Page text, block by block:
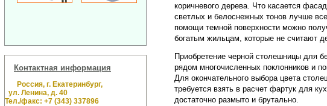
Контактная информация
Россия, г. Екатеринбург,
ул. Ленина, д. 40
Тел./факс: +7 (343) 337896
коричневого дерева. Что касается
светлых и белоснежных тонов лучше
помощи темной поверхности можно
богатым жильцам, которые не считают
Приобретение черной столешницы для
рядом многочисленных поклонников и
Для окончательного выбора цвета
требуется взять в расчет фартук для
достаточно размыто и брутально.